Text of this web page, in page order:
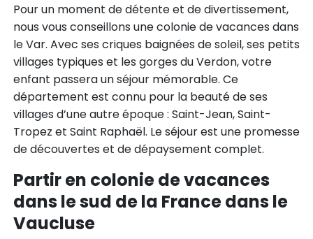
Pour un moment de détente et de divertissement,
nous vous conseillons une colonie de vacances dans
le Var. Avec ses criques baignées de soleil, ses petits
villages typiques et les gorges du Verdon, votre
enfant passera un séjour mémorable. Ce
département est connu pour la beauté de ses
villages d’une autre époque : Saint-Jean, Saint-
Tropez et Saint Raphaël. Le séjour est une promesse
de découvertes et de dépaysement complet.
Partir en colonie de vacances
dans le sud de la France dans le
Vaucluse